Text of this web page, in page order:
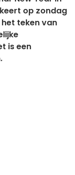
op zondag
teken van
is een